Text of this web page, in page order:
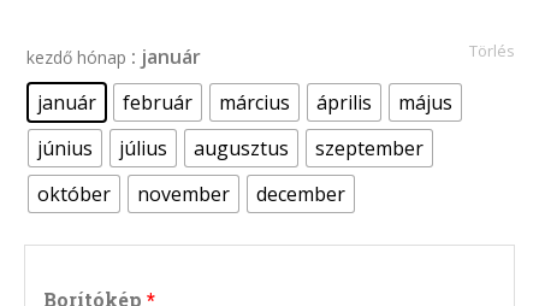
kezdő hónap : január
január
február március április
május
június
július augusztus
szeptember
október
november december
Törlés
Borítókép